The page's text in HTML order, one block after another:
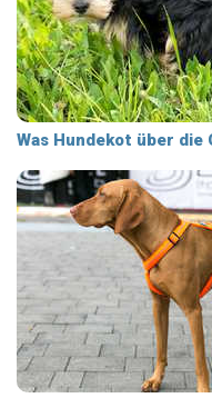
Was Hundekot über die